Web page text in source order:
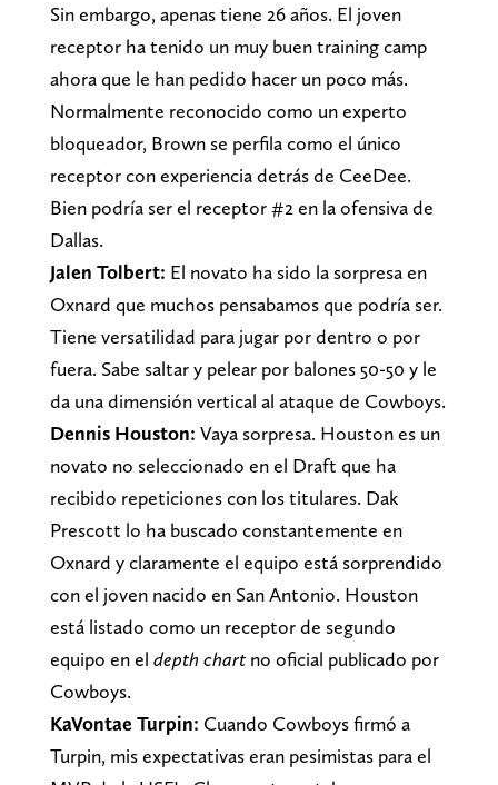
Sin embargo, apenas tiene 26 años. El joven
receptor ha tenido un muy buen training camp
ahora que le han pedido hacer un poco más.
Normalmente reconocido como un experto
bloqueador, Brown se perfila como el único
receptor con experiencia detrás de CeeDee.
Bien podría ser el receptor #2 en la ofensiva de
Dallas.
Jalen Tolbert: El novato ha sido la sorpresa en
Oxnard que muchos pensabamos que podría ser.
Tiene versatilidad para jugar por dentro o por
fuera. Sabe saltar y pelear por balones 50-50 y le
da una dimensión vertical al ataque de Cowboys.
Dennis Houston: Vaya sorpresa. Houston es un
novato no seleccionado en el Draft que ha
recibido repeticiones con los titulares. Dak
Prescott lo ha buscado constantemente en
Oxnard y claramente el equipo está sorprendido
con el joven nacido en San Antonio. Houston
está listado como un receptor de segundo
equipo en el depth chart no oficial publicado por
Cowboys.
KaVontae Turpin: Cuando Cowboys firmó a
Turpin, mis expectativas eran pesimistas para el